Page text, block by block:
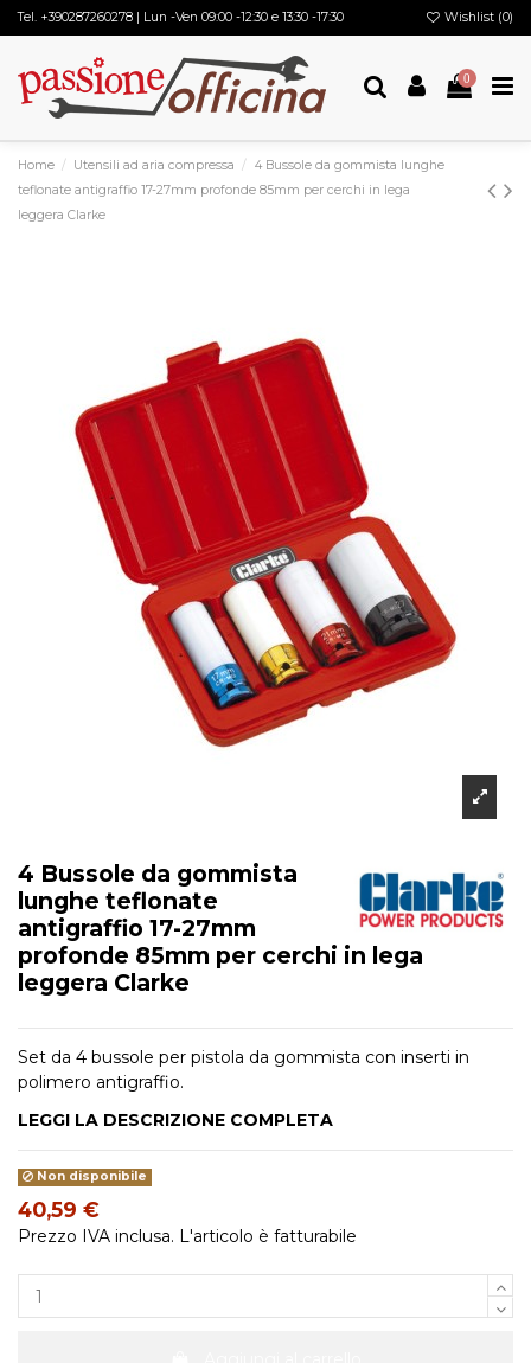
Tel. +390287260278 | Lun -Ven 09:00 -12:30 e 13:30 -17:30 Wishlist (0)
0
Home Utensili ad aria compressa
4 Bussole da gommista lunghe
teflonate antigraffio 17-27mm profonde 85mm per cerchi in lega
leggera Clarke
4 Bussole da gommista
lunghe teflonate
antigraffio 17-27mm
profonde 85mm per cerchi in lega
leggera Clarke
Set da 4 bussole per pistola da gommista con inserti in
polimero antigraffio.
LEGGI LA DESCRIZIONE COMPLETA
Non disponibile
40,59 €
Prezzo IVA inclusa. L'articolo è fatturabile